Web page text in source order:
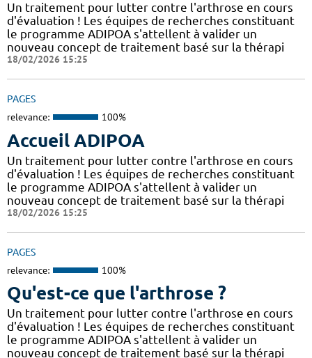
Un traitement pour lutter contre l'arthrose en cours
d'évaluation ! Les équipes de recherches constituant
le programme ADIPOA s'attellent à valider un
nouveau concept de traitement basé sur la thérapi
18/02/2026 15:25
PAGES
relevance: 100%
Accueil ADIPOA
Un traitement pour lutter contre l'arthrose en cours
d'évaluation ! Les équipes de recherches constituant
le programme ADIPOA s'attellent à valider un
nouveau concept de traitement basé sur la thérapi
18/02/2026 15:25
PAGES
relevance: 100%
Qu'est-ce que l'arthrose ?
Un traitement pour lutter contre l'arthrose en cours
d'évaluation ! Les équipes de recherches constituant
le programme ADIPOA s'attellent à valider un
nouveau concept de traitement basé sur la thérapi